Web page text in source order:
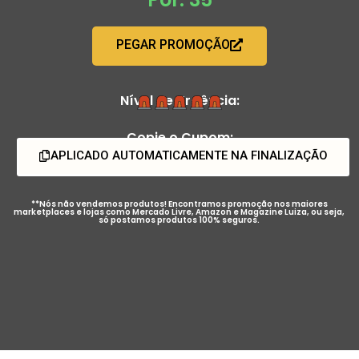
PEGAR PROMOÇÃO
Nível de Urgência:
Copie o Cupom:
APLICADO AUTOMATICAMENTE NA FINALIZAÇÃO
**Nós não vendemos produtos! Encontramos promoção nos maiores
marketplaces e lojas como Mercado Livre, Amazon e Magazine Luiza, ou seja,
só postamos produtos 100% seguros.